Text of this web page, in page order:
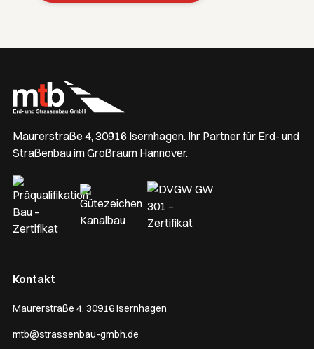
Maurerstraße 4, 30916 Isernhagen. Ihr Partner für Erd- und
Straßenbau im Großraum Hannover.
Kontakt
Maurerstraße 4, 30916 Isernhagen
mtb@strassenbau-gmbh.de